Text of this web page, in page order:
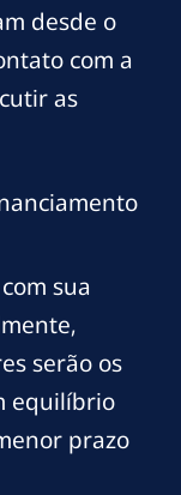
desde o
com a
as
sua
serão os
equilíbrio
prazo